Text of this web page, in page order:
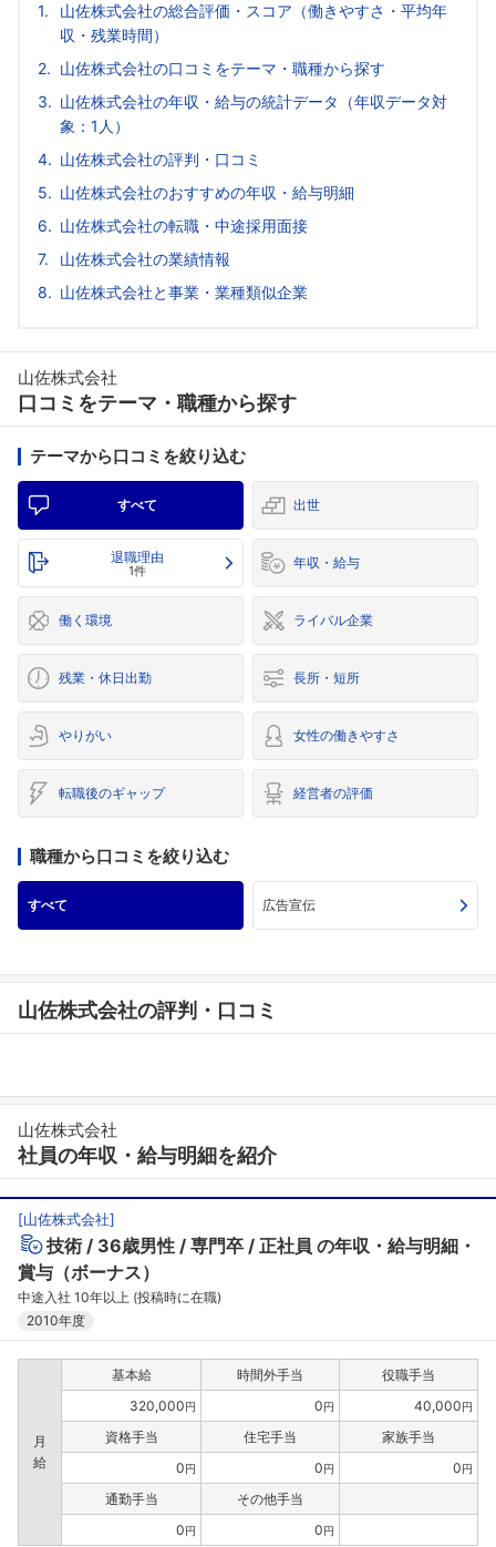
山佐株式会社の総合評価・スコア（働きやすさ・平均年
収・残業時間）
山佐株式会社の口コミをテーマ・職種から探す
山佐株式会社の年収・給与の統計データ（年収データ対
象：1人）
山佐株式会社の評判・口コミ
山佐株式会社のおすすめの年収・給与明細
山佐株式会社の転職・中途採用面接
山佐株式会社の業績情報
山佐株式会社と事業・業種類似企業
山佐株式会社
口コミをテーマ・職種から探す
テーマから口コミを絞り込む
すべて 出世
退職理由
1件 年収・給与
働く環境 ライバル企業
残業・休日出勤 長所・短所
やりがい 女性の働きやすさ
転職後のギャップ 経営者の評価
職種から口コミを絞り込む
すべて 広告宣伝
山佐株式会社の評判・口コミ
山佐株式会社
社員の年収・給与明細を紹介
[山佐株式会社]
技術 36歳男性 専門卒 正社員 の年収・給与明細・
賞与（ボーナス）
中途入社 10年以上 (投稿時に在職)
2010年度
月
給
基本給 時間外手当
役職手当
320,000円 0円 40,000円
資格手当 住宅手当
家族手当
0円 0円 0円
通勤手当
その他手当
0円 0円